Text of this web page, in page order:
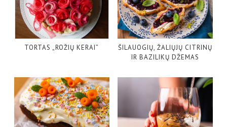
TORTAS „ROŽIŲ KERAI”
ŠILAUOGIŲ, ŽALIŲJŲ CITRINŲ
IR BAZILIKŲ DŽEMAS